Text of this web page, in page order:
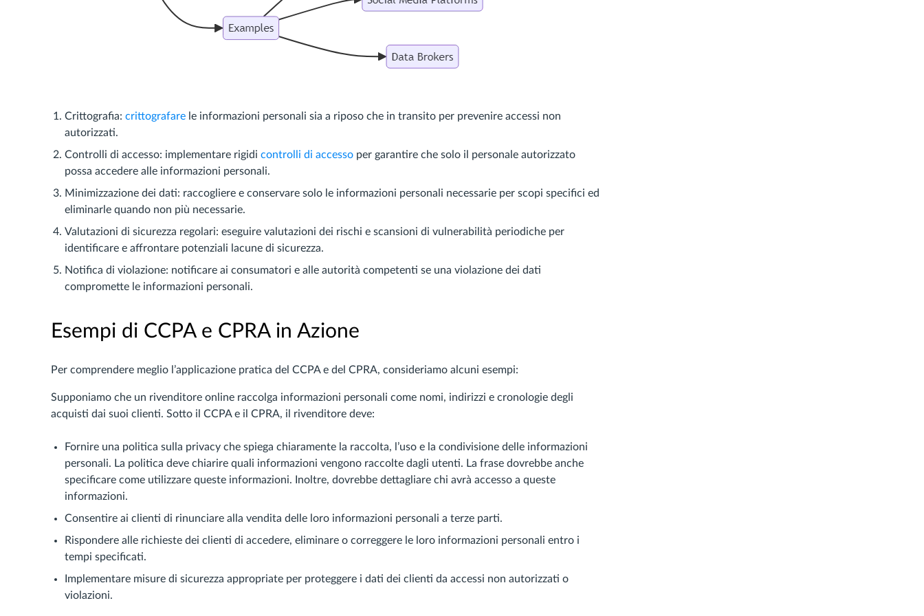
Crittografia: crittografare le informazioni personali sia a riposo che in transito per prevenire accessi non
autorizzati.
Controlli di accesso: implementare rigidi controlli di accesso per garantire che solo il personale autorizzato
possa accedere alle informazioni personali.
Minimizzazione dei dati: raccogliere e conservare solo le informazioni personali necessarie per scopi specifici ed
eliminarle quando non più necessarie.
Valutazioni di sicurezza regolari: eseguire valutazioni dei rischi e scansioni di vulnerabilità periodiche per
identificare e affrontare potenziali lacune di sicurezza.
Notifica di violazione: notificare ai consumatori e alle autorità competenti se una violazione dei dati
compromette le informazioni personali.
Esempi di CCPA e CPRA in Azione
Per comprendere meglio l’applicazione pratica del CCPA e del CPRA, consideriamo alcuni esempi:
Supponiamo che un rivenditore online raccolga informazioni personali come nomi, indirizzi e cronologie degli
acquisti dai suoi clienti. Sotto il CCPA e il CPRA, il rivenditore deve:
Fornire una politica sulla privacy che spiega chiaramente la raccolta, l’uso e la condivisione delle informazioni
personali. La politica deve chiarire quali informazioni vengono raccolte dagli utenti. La frase dovrebbe anche
specificare come utilizzare queste informazioni. Inoltre, dovrebbe dettagliare chi avrà accesso a queste
informazioni.
Consentire ai clienti di rinunciare alla vendita delle loro informazioni personali a terze parti.
Rispondere alle richieste dei clienti di accedere, eliminare o correggere le loro informazioni personali entro i
tempi specificati.
Implementare misure di sicurezza appropriate per proteggere i dati dei clienti da accessi non autorizzati o
violazioni.